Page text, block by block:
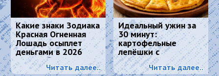
Какие знаки Зодиака
Красная Огненная
Лошадь осыплет
деньгами в 2026
году: 4 баловня
Судьбы Читать далее..
Идеальный ужин за
30 минут:
картофельные
лепёшки с
хрустящей корочкой
и тягучим сыром
Читать далее..